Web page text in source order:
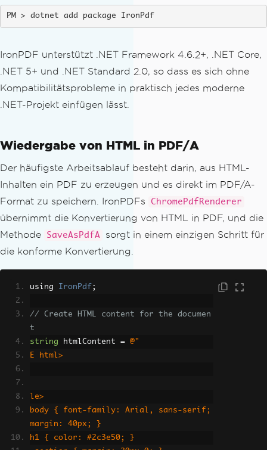
dotnet add package IronPdf
IronPDF unterstützt .NET Framework 4.6.2+, .NET Core,
.NET 5+ und .NET Standard 2.0, so dass es sich ohne
Kompatibilitätsprobleme in praktisch jedes moderne
.NET-Projekt einfügen lässt.
Wiedergabe von HTML in PDF/A
Der häufigste Arbeitsablauf besteht darin, aus HTML-
Inhalten ein PDF zu erzeugen und es direkt im PDF/A-
Format zu speichern. IronPDFs
ChromePdfRenderer
übernimmt die Konvertierung von HTML in PDF, und die
Methode
SaveAsPdfA
sorgt in einem einzigen Schritt für
die konforme Konvertierung.
using IronPdf ;
// Create HTML content for the documen
t
string htmlContent =
@"
E html>
le>
body { font-family: Arial, sans-serif;
margin: 40px; }
h1 { color: #2c3e50; }